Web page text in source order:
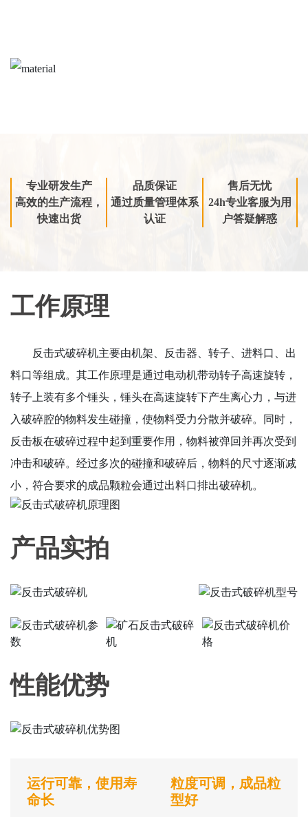
专业研发生产
高效的生产流程，
快速出货
品质保证
通过质量管理体系
认证
售后无忧
24h专业客服为用
户答疑解惑
工作原理
反击式破碎机主要由机架、反击器、转子、进料口、出
料口等组成。其工作原理是通过电动机带动转子高速旋转，
转子上装有多个锤头，锤头在高速旋转下产生离心力，与进
入破碎腔的物料发生碰撞，使物料受力分散并破碎。同时，
反击板在破碎过程中起到重要作用，物料被弹回并再次受到
冲击和破碎。经过多次的碰撞和破碎后，物料的尺寸逐渐减
小，符合要求的成品颗粒会通过出料口排出破碎机。
产品实拍
性能优势
运行可靠，使用寿
命长
粒度可调，成品粒
型好